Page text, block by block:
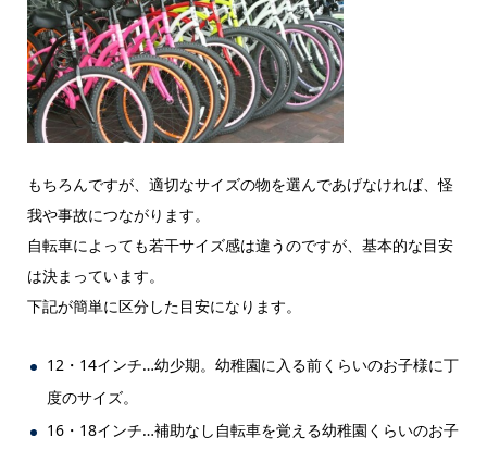
もちろんですが、適切なサイズの物を選んであげなければ、怪
我や事故につながります。
自転車によっても若干サイズ感は違うのですが、基本的な目安
は決まっています。
下記が簡単に区分した目安になります。
12・14インチ…幼少期。幼稚園に入る前くらいのお子様に丁
度のサイズ。
16・18インチ…補助なし自転車を覚える幼稚園くらいのお子